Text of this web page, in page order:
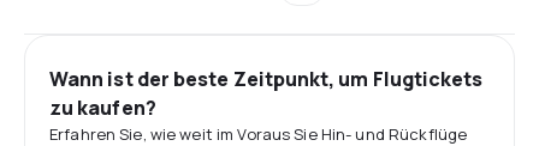
Wann ist der beste Zeitpunkt, um Flugtickets
zu kaufen?
Erfahren Sie, wie weit im Voraus Sie Hin- und Rückflüge